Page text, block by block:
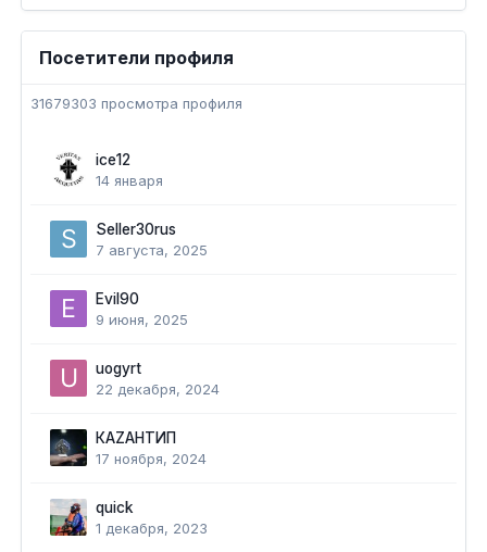
Посетители профиля
31679303 просмотра профиля
ice12
14 января
Seller30rus
7 августа, 2025
Evil90
9 июня, 2025
uogyrt
22 декабря, 2024
КАZАНТИП
17 ноября, 2024
quick
1 декабря, 2023